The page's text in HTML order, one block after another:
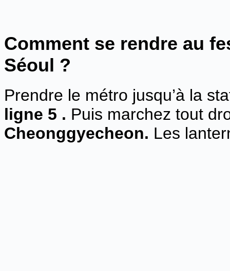
Comment se rendre au
Séoul ?
Prendre le métro jusqu’à la
ligne 5 . Puis marchez tout
Cheonggyecheon. Les